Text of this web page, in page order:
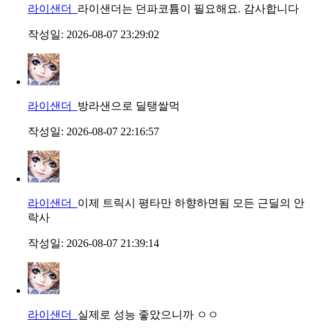
라이샌더 라이샌더는 던파코튬이 필요해요. 감사합니다
작성일: 2026-08-07 23:29:02
라이샌더 방라샌으로 딜탱쌀먹
작성일: 2026-08-07 22:16:57
라이샌더
이제 트릭시 평타만 하향하면됨 모든 근딜의 안
락사
작성일: 2026-08-07 21:39:14
라이샌더 실제로 성능 좋았으니까 ㅇㅇ